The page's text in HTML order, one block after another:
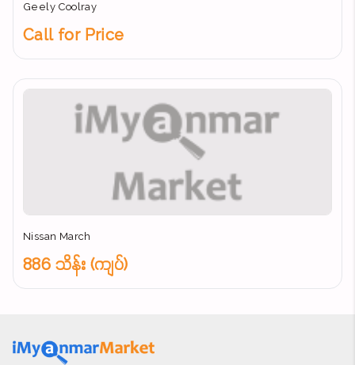
Geely Coolray
Call for Price
Nissan March
886 သိန်း (ကျပ်)